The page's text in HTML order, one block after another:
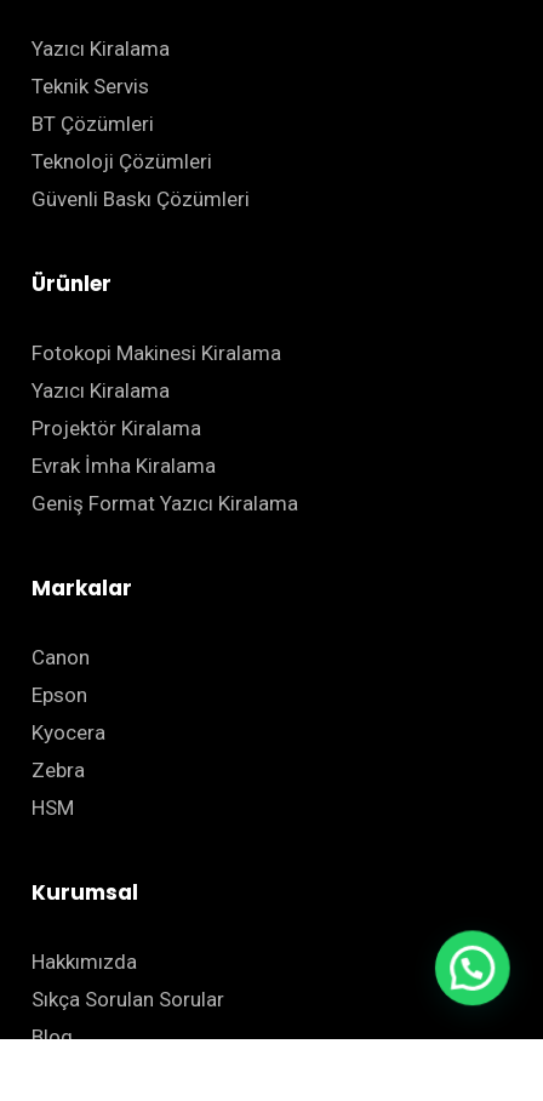
Yazıcı Kiralama
Teknik Servis
BT Çözümleri
Teknoloji Çözümleri
Güvenli Baskı Çözümleri
Ürünler
Fotokopi Makinesi Kiralama
Yazıcı Kiralama
Projektör Kiralama
Evrak İmha Kiralama
Geniş Format Yazıcı Kiralama
Markalar
Canon
Epson
Kyocera
Zebra
HSM
Kurumsal
Hakkımızda
Sıkça Sorulan Sorular
Blog